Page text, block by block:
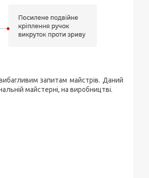
запитам майстрів. Даний
майстерні, на виробництві.